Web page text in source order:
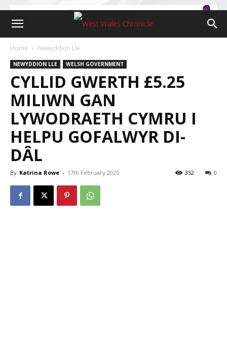
Home Newyddion Lle
NEWYDDION LLE WELSH GOVERNMENT
CYLLID GWERTH £5.25
MILIWN GAN
LYWODRAETH CYMRU I
HELPU GOFALWYR DI-
DÂL
By Katrina Rowe - 17th February 2025 0
352